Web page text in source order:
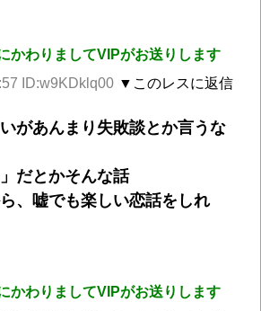
かわりましてVIPがお送りします
ID:w9KDklq00 ▼このレスに返信
があんまり失敗談とか言うな
だとかそんな話
、嘘でも楽しい恋話をしれ
かわりましてVIPがお送りします